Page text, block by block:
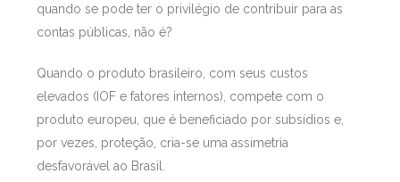
quando se pode ter o privilégio de contribuir para as
contas públicas, não é?
Quando o produto brasileiro, com seus custos
elevados (IOF e fatores internos), compete com o
produto europeu, que é beneficiado por subsídios e,
por vezes, proteção, cria-se uma assimetria
desfavorável ao Brasil.